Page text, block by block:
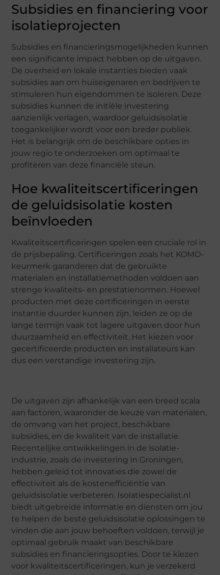
Subsidies en financiering voor
isolatieprojecten
Subsidies en financieringsmogelijkheden kunnen
een significante impact hebben op de uitgaven.
De overheid en lokale instanties bieden vaak
subsidies aan om huiseigenaren en bedrijven te
stimuleren hun eigendommen te isoleren. Deze
subsidies kunnen de initiële investering
aanzienlijk verlagen, waardoor geluidsisolatie
toegankelijker wordt voor een breder publiek.
Het is belangrijk om de beschikbare opties in
jouw regio te onderzoeken om optimaal te
profiteren van deze financiële steun.
Hoe kwaliteitscertificeringen
de geluidsisolatie kosten
beïnvloeden
Kwaliteitscertificeringen spelen een cruciale rol in
de prijsbepaling. Certificeringen zoals het KOMO-
keurmerk garanderen dat de gebruikte
materialen en installatiemethoden voldoen aan
strenge kwaliteits- en prestatienormen. Hoewel
producten met deze certificeringen in eerste
instantie duurder kunnen zijn, leiden ze op de
lange termijn vaak tot lagere uitgaven door hun
duurzaamheid en effectiviteit. Het kiezen voor
gecertificeerde producten en installateurs kan
dus een verstandige investering zijn.
De uitgaven zijn afhankelijk van een breed scala
aan factoren, waaronder de keuze van materialen,
de omvang van het project, beschikbare
subsidies, en de kwaliteit van de installatie.
Recentelijke ontwikkelingen in de isolatie-
industrie, zoals de investering in Groningen,
hebben geleid tot innovaties die zowel de
effectiviteit als de kostenefficiëntie van
geluidsisolatie verbeteren. Isolatiespecialist.nl
biedt uitgebreide informatie en diensten om jou
te helpen de beste geluidsisolatie oplossingen te
vinden die aan jouw behoeften voldoen, terwijl je
optimaal gebruik maakt van beschikbare
subsidies en financieringsopties. Door te kiezen
voor kwaliteitscertificeringen, kun je verzekerd